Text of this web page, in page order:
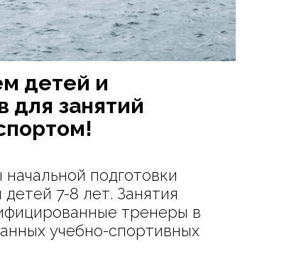
детей и
для занятий
подготовки
детей 7-8 лет. Занятия
тренеры в
учебно-спортивных